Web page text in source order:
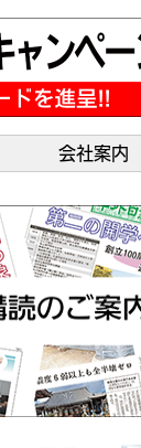
会社案内